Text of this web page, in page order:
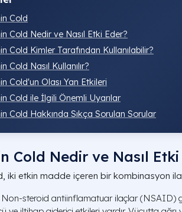
Cold
Cold Nedir ve Nasıl Etki Eder?
Cold Kimler Tarafından Kullanılabilir?
Cold Nasıl Kullanılır?
Cold'un Olası Yan Etkileri
Cold ile İlgili Önemli Uyarılar
Cold Hakkında Sıkça Sorulan Sorular
Cold Nedir ve Nasıl Etki
iki etkin madde içeren bir kombinasyon
Non-steroid antiinflamatuar ilaçlar (NSAID)